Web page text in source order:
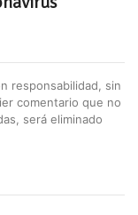
responsabilidad, sin
comentario que no
será eliminado